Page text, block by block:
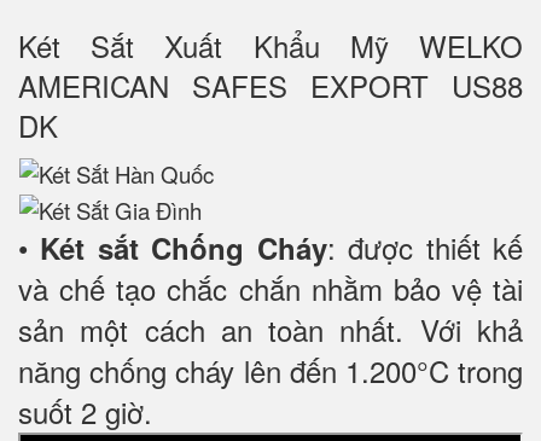
Két Sắt Xuất Khẩu Mỹ WELKO
AMERICAN SAFES EXPORT US88
DK
• Két sắt Chống Cháy: được thiết kế
và chế tạo chắc chắn nhằm bảo vệ tài
sản một cách an toàn nhất. Với khả
năng chống cháy lên đến 1.200°C trong
suốt 2 giờ.